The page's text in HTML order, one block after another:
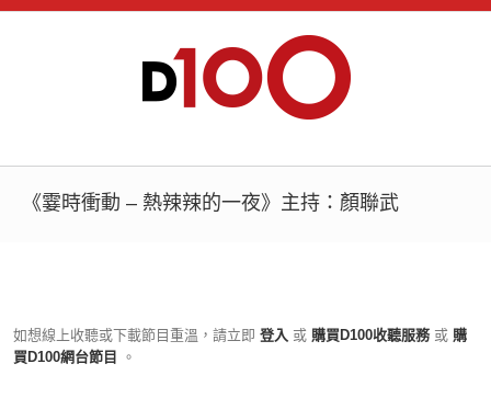
《霎時衝動 – 熱辣辣的一夜》主持：顏聯武
如想線上收聽或下載節目重溫，請立即 登入 或 購買D100收聽服務 或 購
買D100網台節目
。